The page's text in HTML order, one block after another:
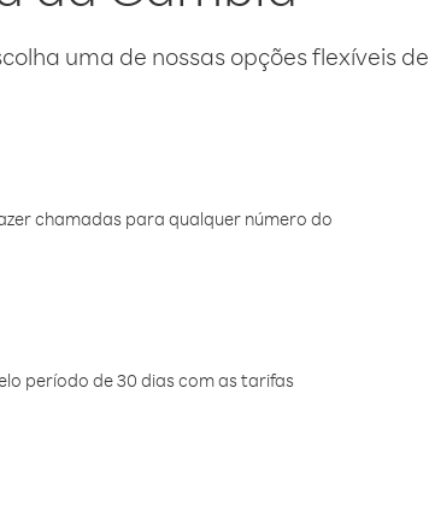
uma de nossas opções flexíveis de
chamadas para qualquer número do
período de 30 dias com as tarifas